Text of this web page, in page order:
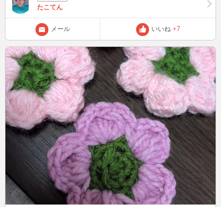
動！ あと霧が深く、長い間続いてなんだか幻想的なドライブタイム
でした。 人との出会いってなんだろうねー？？ 来週末からキッチン
カーでバイト予定ですがキャンセルされる可能性もあるので笑 その
都度更新しますー それではまた
たこてん
メール いいね +7